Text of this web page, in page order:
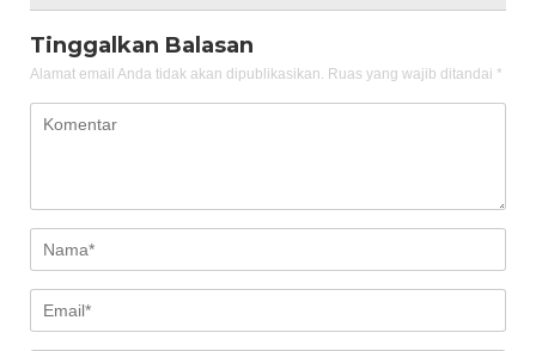
Tinggalkan Balasan
Alamat email Anda tidak akan dipublikasikan. Ruas yang wajib ditandai *